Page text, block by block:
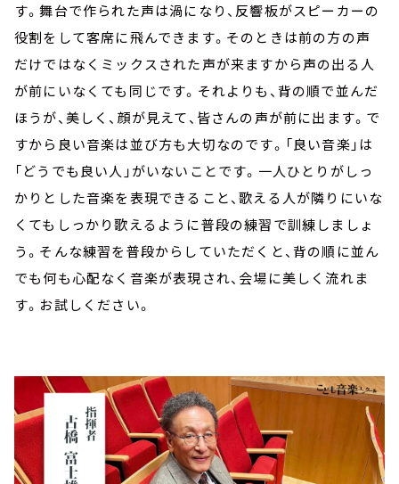
す。舞台で作られた声は渦になり、反響板がスピーカーの
役割をして客席に飛んできます。そのときは前の方の声
だけではなくミックスされた声が来ますから声の出る人
が前にいなくても同じです。それよりも、背の順で並んだ
ほうが、美しく、顔が見えて、皆さんの声が前に出ます。で
すから良い音楽は並び方も大切なのです。「良い音楽」は
「どうでも良い人」がいないことです。一人ひとりがしっ
かりとした音楽を表現できること、歌える人が隣りにいな
くてもしっかり歌えるように普段の練習で訓練しましょ
う。そんな練習を普段からしていただくと、背の順に並ん
でも何も心配なく音楽が表現され、会場に美しく流れま
す。お試しください。